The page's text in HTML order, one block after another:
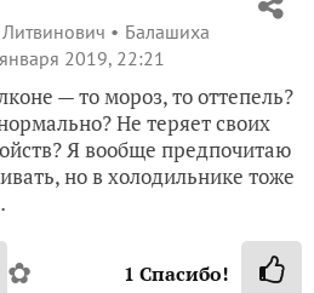
Балашиха
2019, 22:21
— то мороз, то оттепель?
Не теряет своих
Я вообще предпочитаю
но в холодильнике тоже
✿ 1 Спасибо!